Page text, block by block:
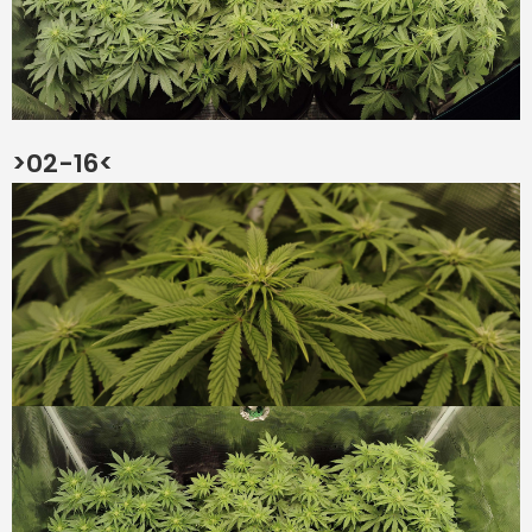
>02-16<